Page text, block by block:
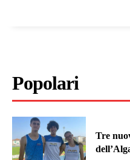
Popolari
Tre